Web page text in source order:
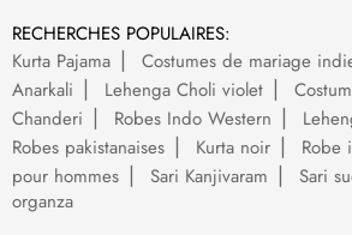
RECHERCHES POPULAIRES:
Kurta Pajama
Costumes de mariage
Anarkali
Lehenga Choli violet
Chanderi
Robes Indo Western
Robes pakistanaises
Kurta noir Robe
pour hommes
Sari Kanjivaram Sari
organza